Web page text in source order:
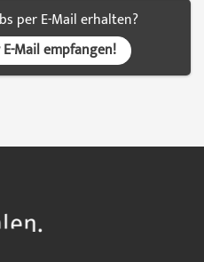
per E-Mail erhalten?
Mail empfangen!